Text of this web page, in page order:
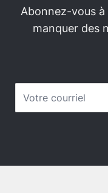
Abonnez-vous
manquer des